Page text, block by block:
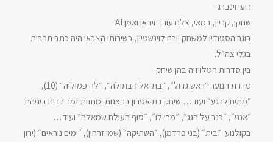
רועי וינברג –
שחקן, קריין, במאי, צלם עורך וידאו ואמן AI
בוגר הסטודיו למשחק יורם לוינשטיין, בשירותו הצבאי היה כתב תרבות
בגלי צה״ל.
בין סדרות הטלויזיה בהן שיחק:
סדרת הנוער ״ראש גדול״, ״בת-אל הבתולה״, ״לה פמיליה״ (10),
״מתים לרגע״ ועוד… שיחק בתיאטרון בהצגות ומחזות זמר רבים ביניהם
״אנני״, ״כנר על הגג״, ״מרי לו״, ״סוף העולם שמאלה״ ועוד…
בקולנוע: ״בית״ (בני פרדמן), ״השתיקה״ (שמי זרחין), ״ימים נוראים״ (ירון